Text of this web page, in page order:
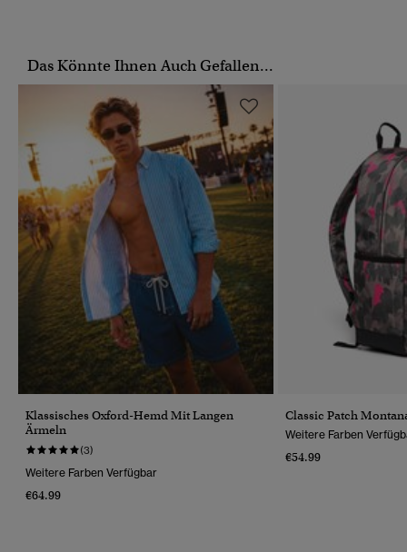
Das Könnte Ihnen Auch Gefallen...
Klassisches Oxford-Hemd Mit Langen
Ärmeln
(3)
Weitere Farben Verfügbar
€64.99
Classic Patch
Weitere Farben
€54.99